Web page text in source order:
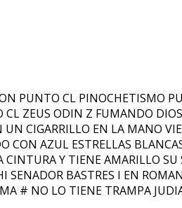
PUNTO CL PINOCHETISMO
ZEUS ODIN Z FUMANDO
CIGARRILLO EN LA MANO
CON AZUL ESTRELLAS
Y TIENE AMARILLO
BASTRES I EN
# NO LO TIENE TRAMPA